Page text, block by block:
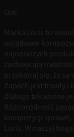
Opis
Marka Loris to
wyjątkowe
najnowszych
zachwycają
przekonaj się, że są
Zapach jest trwały i
dlatego tak ważne
Różnorodność
kompozycji
Loris. W naszej